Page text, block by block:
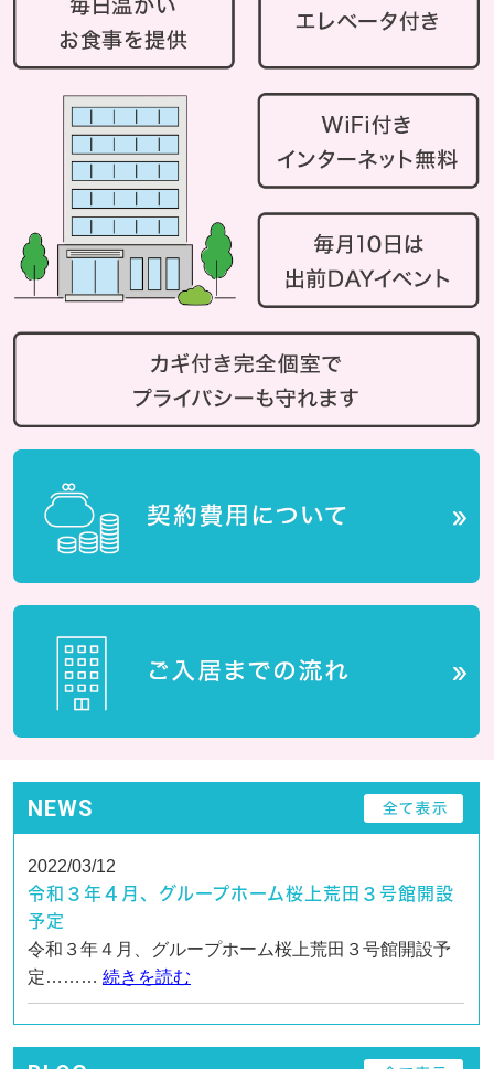
NEWS
2022/03/12
令和３年４月、グループホーム桜上荒田３号館開設
予定
令和３年４月、グループホーム桜上荒田３号館開設予
定……… 続きを読む